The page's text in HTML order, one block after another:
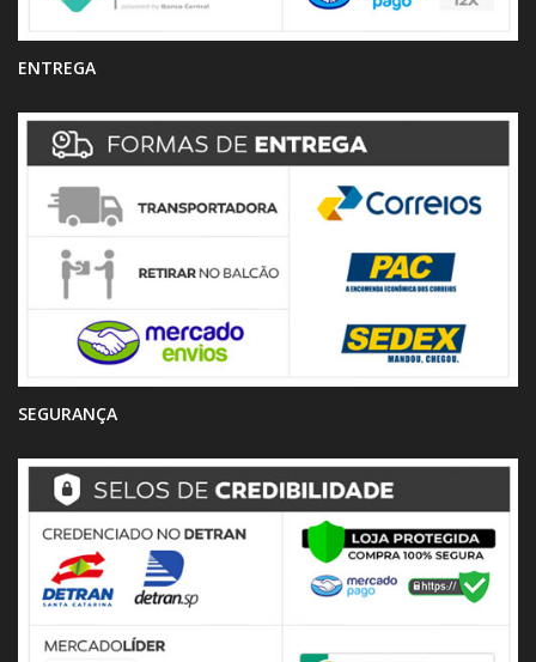
ENTREGA
SEGURANÇA